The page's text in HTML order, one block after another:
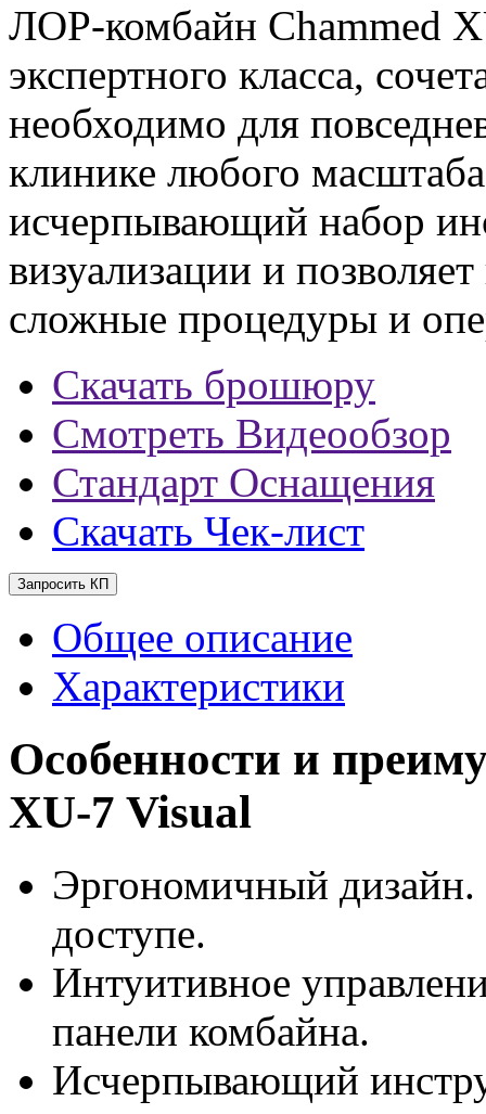
ЛОР-комбайн Chammed
экспертного класса,
необходимо для
клинике любого
исчерпывающий набор
визуализации и
сложные процедуры и
Скачать брошюру
Смотреть Видеообзор
Стандарт Оснащения
Скачать Чек-лист
Запросить КП
Общее описание
Характеристики
Особенности и
XU-7 Visual
Эргономичный
доступе.
Интуитивное
панели комбайна.
Исчерпывающий